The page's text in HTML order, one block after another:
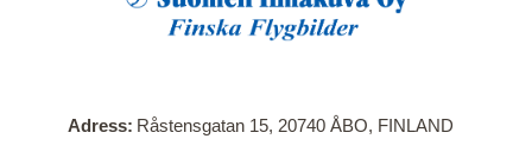
Adress Råstensgatan 15, 20740 ÅBO, FINLAND